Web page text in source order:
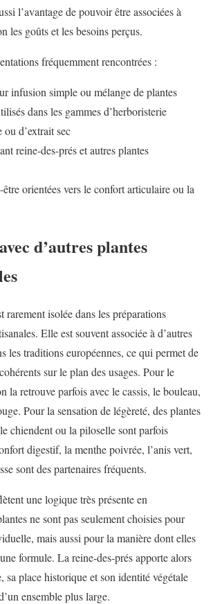
l’avantage de pouvoir être associées à
les goûts et les besoins perçus.
fréquemment rencontrées :
infusion simple ou mélange de plantes
dans les gammes d’herboristerie
d’extrait sec
reine-des-prés et autres plantes
orientées vers le confort articulaire ou la
d’autres plantes
rarement isolée dans les préparations
Elle est souvent associée à d’autres
les traditions européennes, ce qui permet de
sur le plan des usages. Pour le
la retrouve parfois avec le cassis, le bouleau,
Pour la sensation de légèreté, des plantes
chiendent ou la piloselle sont parfois
digestif, la menthe poivrée, l’anis vert,
sont des partenaires fréquents.
une logique très présente en
ne sont pas seulement choisies pour
mais aussi pour la manière dont elles
formule. La reine-des-prés apporte alors
sa place historique et son identité végétale
ensemble plus large.